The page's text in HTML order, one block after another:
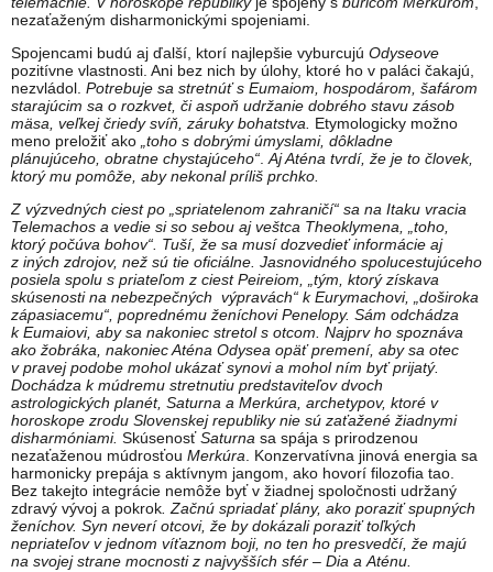
nezaťaženým disharmonickými spojeniami.
Spojencami budú aj ďalší, ktorí najlepšie vyburcujú Odyseove
pozitívne vlastnosti. Ani bez nich by úlohy, ktoré ho v paláci čakajú,
nezvládol. Potrebuje sa stretnúť s Eumaiom, hospodárom, šafárom
starajúcim sa o rozkvet, či aspoň udržanie dobrého stavu zásob
mäsa, veľkej čriedy svíň, záruky bohatstva.
Etymologicky možno
meno preložiť ako „toho s dobrými úmyslami, dôkladne
plánujúceho, obratne chystajúceho“ Aj Aténa tvrdí, že je to človek,
ktorý mu pomôže, aby nekonal príliš prchko.
Z výzvedných ciest po „spriatelenom zahraničí“ sa na Itaku vracia
Telemachos a vedie si so sebou aj veštca Theoklymena, „toho,
ktorý počúva bohov“. Tuší, že sa musí dozvedieť informácie aj
z iných zdrojov, než sú tie oficiálne. Jasnovidného spolucestujúceho
posiela spolu s priateľom z ciest Peireiom, „tým, ktorý získava
skúsenosti na nebezpečných výpravách“ k Eurymachovi, „doširoka
zápasiacemu“, poprednému ženíchovi Penelopy. Sám odchádza
k Eumaiovi, aby sa nakoniec stretol s otcom. Najprv ho spoznáva
ako žobráka, nakoniec Aténa Odysea opäť premení, aby sa otec
v pravej podobe mohol ukázať synovi a mohol ním byť prijatý.
Dochádza k múdremu stretnutiu predstaviteľov dvoch
astrologických planét, Saturna a Merkúra, archetypov, ktoré v
horoskope zrodu Slovenskej republiky nie sú zaťažené žiadnymi
disharmóniami. SkúsenosťSaturna sa spája s prirodzenou
nezaťaženou múdrosťou Merkúra . Konzervatívna jinová energia sa
harmonicky prepája s aktívnym jangom, ako hovorí filozofia tao.
Bez takejto integrácie nemôže byť v žiadnej spoločnosti udržaný
zdravý vývoj a pokrok . Začnú spriadať plány, ako poraziť spupných
ženíchov. Syn neverí otcovi, že by dokázali poraziť toľkých
nepriateľov v jednom víťaznom boji, no ten ho presvedčí, že majú
na svojej strane mocnosti z najvyšších sfér – Dia a Aténu.